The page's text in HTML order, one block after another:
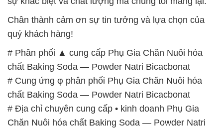
chất Baking Soda — Powder Natri Bicacbonat
# Cung ứng φ phân phối Phụ Gia Chăn Nuôi hóa
chất Baking Soda — Powder Natri Bicacbonat
# Địa chỉ chuyên cung cấp • kinh doanh Phụ Gia
Chăn Nuôi hóa chất Baking Soda — Powder Natri
Bicacbonat
# Cung ứng µ bán Phụ Gia Chăn Nuôi hóa chất
Baking Soda — Powder Natri Bicacbonat
# Đơn vị cung cấp ∩ thương mại Phụ Gia Chăn